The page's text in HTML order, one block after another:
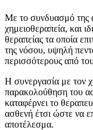
Με το συνδυασμό της
χημειοθεραπεία, και
θεραπείας τα οποία
της νόσου, υψηλή
περισσότερους από
Η συνεργασία με τον
παρακολούθηση του
καταφέρνει το
ασθενή έτσι ώστε να
αποτέλεσμα.